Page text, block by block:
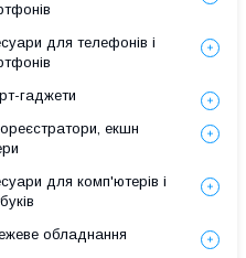
для телефонів і
гаджети
екшн
для комп'ютерів і
обладнання